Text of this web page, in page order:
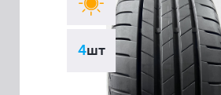
4шт